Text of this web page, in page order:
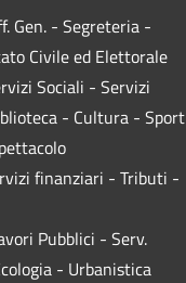
Gen. - Segreteria -
Civile ed Elettorale
Sociali - Servizi
- Cultura - Sport
finanziari - Tributi -
Pubblici - Serv.
- Urbanistica